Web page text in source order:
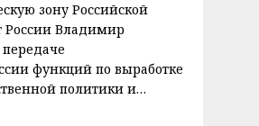
зону Российской
России Владимир
функций по выработке
политики и…